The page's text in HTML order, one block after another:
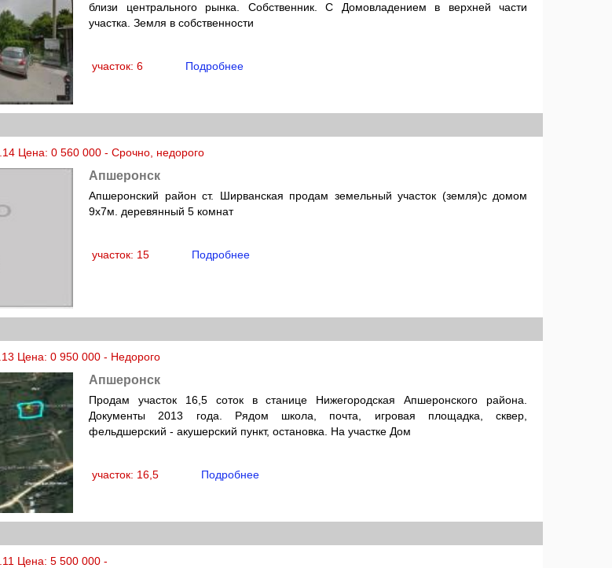
близи центрального рынка. Собственник. С Домовладением в верхней части
участка. Земля в собственности
участок: 6 Подробнее
Цена: 0 560 000 - Срочно, недорого
Апшеронск
Апшеронский район ст. Ширванская продам земельный участок (земля)с домом
9х7м. деревянный 5 комнат
участок: 15 Подробнее
Цена: 0 950 000 - Недорого
Апшеронск
Продам участок 16,5 соток в станице Нижегородская Апшеронского района.
Документы 2013 года. Рядом школа, почта, игровая площадка, сквер,
фельдшерский - акушерский пункт, остановка. На участке Дом
участок: 16,5 Подробнее
Цена: 5 500 000 -